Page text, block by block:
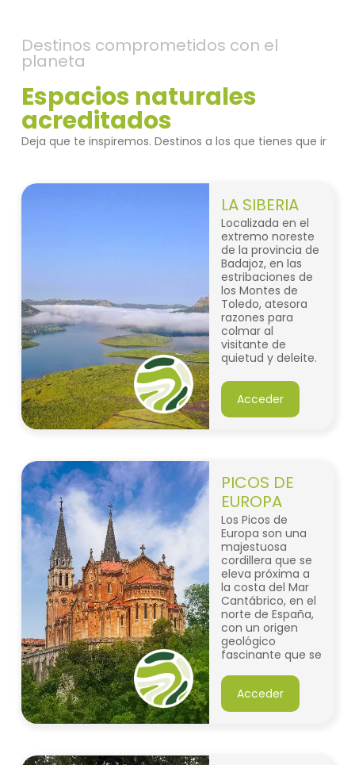
Destinos comprometidos con el
planeta
Espacios naturales
acreditados
Deja que te inspiremos. Destinos a los que tienes que ir
LA SIBERIA
Localizada en el
extremo noreste
de la provincia de
Badajoz, en las
estribaciones de
los Montes de
Toledo, atesora
razones para
colmar al
visitante de
quietud y deleite.
territorio se
complace en la
mescolanza de
mediterráneos
del norte, laderas
vestidas de
vetustos olivares
mimados por la
tradición y
senderos de agua
serpenteante.
Acceder
PICOS DE
EUROPA
Los Picos de
Europa son una
majestuosa
cordillera que se
eleva próxima a
la costa del Mar
Cantábrico, en el
norte de España,
con un origen
geológico
fascinante que se
millones de años
atrás.
Acceder